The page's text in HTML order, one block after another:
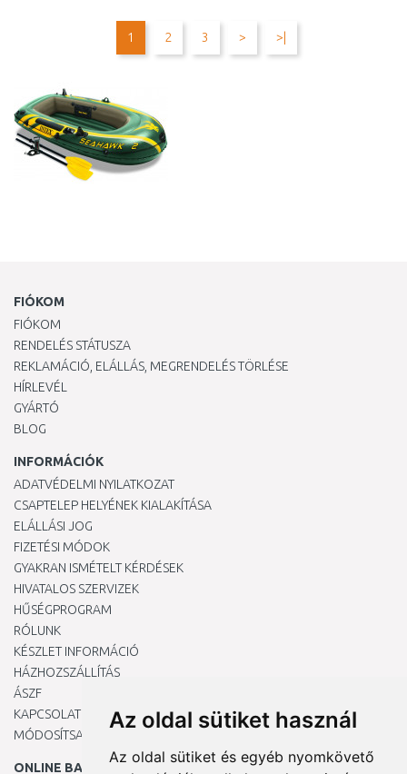
Az oldal sütiket használ
Az oldal sütiket és egyéb nyomkövető
Összehasonlítás Összehasonlítás
1 2 3 > >|
FIÓKOM
FIÓKOM
RENDELÉS STÁTUSZA
REKLAMÁCIÓ, ELÁLLÁS, MEGRENDELÉS TÖRLÉSE
HÍRLEVÉL
GYÁRTÓ
BLOG
INFORMÁCIÓK
ADATVÉDELMI NYILATKOZAT
CSAPTELEP HELYÉNEK KIALAKÍTÁSA
ELÁLLÁSI JOG
FIZETÉSI MÓDOK
GYAKRAN ISMÉTELT KÉRDÉSEK
HIVATALOS SZERVIZEK
HŰSÉGPROGRAM
RÓLUNK
KÉSZLET INFORMÁCIÓ
HÁZHOZSZÁLLÍTÁS
ÁSZF
KAPCSOLAT
MÓDOSÍTSA A COOKIE-BEÁLLÍTÁSAIMAT
ONLINE BANKKÁRTYÁVAL